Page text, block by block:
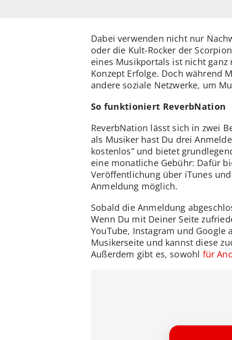
Dabei verwenden nicht nur
oder die Kult-Rocker der
eines Musikportals ist nicht ganz
Konzept Erfolge. Doch während
andere soziale Netzwerke, um
So funktioniert ReverbNation
ReverbNation lässt sich in zwei
als Musiker hast Du drei
kostenlos” und bietet
eine monatliche Gebühr: Dafür
Veröffentlichung über iTunes
Anmeldung möglich.
Sobald die Anmeldung
Wenn Du mit Deiner Seite
YouTube, Instagram und
Musikerseite und kannst diese
Außerdem gibt es, sowohl für